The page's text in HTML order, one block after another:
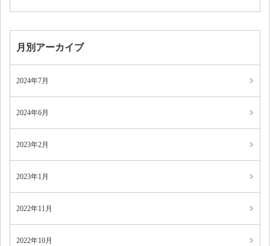
月別アーカイブ
2024年7月
2024年6月
2023年2月
2023年1月
2022年11月
2022年10月